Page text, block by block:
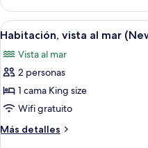
(New
Villeggiatura,
Garden)
Abrir
todas
las
fotos
de
Habitación,
vista
al
6
Habitación, vista al mar
Vista al mar
2 personas
1 cama King size
Wifi gratuito
Más detalles
Más